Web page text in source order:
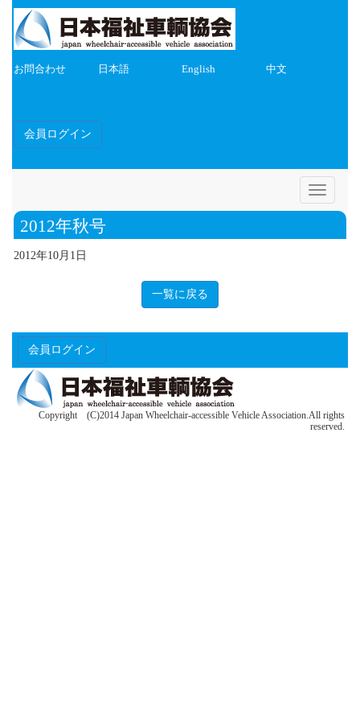
お問合わせ 日本語 English 中文
会員ログイン
Toggle
2012年秋号
2012年10月1日
一覧に戻る
会員ログイン
Copyright (C)2014 Japan Wheelchair-accessible Vehicle Association.All rights
reserved.